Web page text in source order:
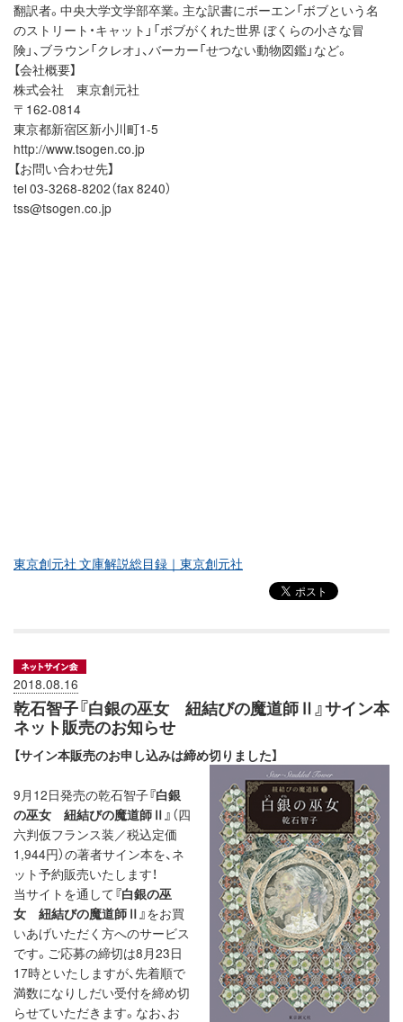
翻訳者。中央大学文学部卒業。主な訳書にボーエン「ボブという名
のストリート・キャット」「ボブがくれた世界 ぼくらの小さな冒
険」、ブラウン「クレオ」、バーカー「せつない動物図鑑」など。
【会社概要】
株式会社 東京創元社
〒162-0814
東京都新宿区新小川町1-5
http://www.tsogen.co.jp
【お問い合わせ先】
tel 03-3268-8202（fax 8240）
tss@tsogen.co.jp
東京創元社 文庫解説総目録｜東京創元社
2018.08.16
乾石智子『白銀の巫女 紐結びの魔道師Ⅱ』サイン本
ネット販売のお知らせ
【サイン本販売のお申し込みは締め切りました】
9月12日発売の乾石智子『白銀
の巫女 紐結びの魔道師Ⅱ』 （四
六判仮フランス装／税込定価
1,944円）の著者サイン本を、ネ
ット予約販売いたします！
当サイトを通して『白銀の巫
女 紐結びの魔道師Ⅱ』をお買
いあげいただく方へのサービス
です。ご応募の締切は8月23日
17時といたしますが、先着順で
満数になりしだい受付を締め切
らせていただきます。なお、お